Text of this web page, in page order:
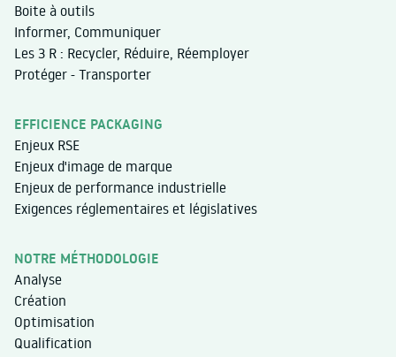
Boite à outils
Informer, Communiquer
Les 3 R : Recycler, Réduire, Réemployer
Protéger - Transporter
EFFICIENCE PACKAGING
Enjeux RSE
Enjeux d'image de marque
Enjeux de performance industrielle
Exigences réglementaires et législatives
NOTRE MÉTHODOLOGIE
Analyse
Création
Optimisation
Qualification